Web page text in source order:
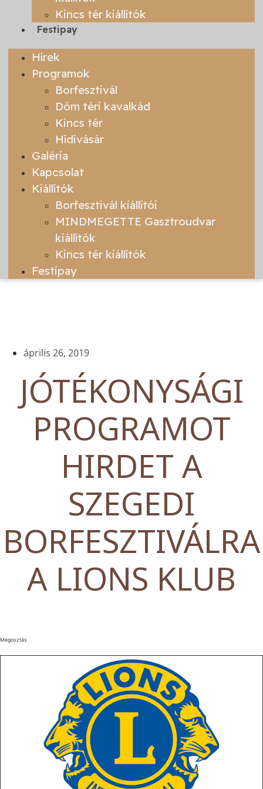
Kincs tér kiállítók
Festipay
Hírek
Programok
Borfesztivál
Dóm téri kavalkád
Kincs tér
Hídivásár
Galéria
Kapcsolat
Kiállítók
Borfesztivál kiállítói
MINDMEGETTE Gasztroudvar
kiállítók
Kincs tér kiállítók
Festipay
április 26, 2019
JÓTÉKONYSÁGI
PROGRAMOT
HIRDET A
SZEGEDI
BORFESZTIVÁLRA
A LIONS KLUB
Megosztás